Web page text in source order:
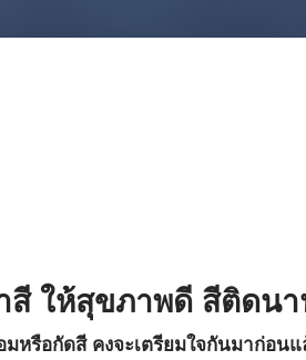
สี ให้สุขภาพดี สีติดน
หรือกัดสี คงจะเตรียมใจกันมาก่อน